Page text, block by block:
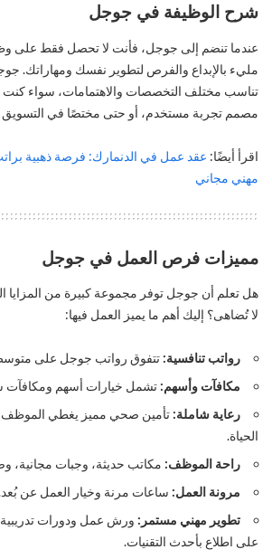
شرح الوظيفة في جوجل
عندما تنضم إلى جوجل، فأنت لا تحصل فقط على
مليء بالإبداع والفرص لتطوير نفسك ومهاراتك.
تناسب مختلف التخصصات والاهتمامات، سواء
مصمم تجربة مستخدم، أو حتى مختصًا في التسويق
اقرأ أيضًا:
مهني مجاني
مميزات فرص العمل في جوجل
هل تعلم أن جوجل توفر مجموعة كبيرة من المزايا
لا تُضاهى؟ إليك أهم ما يميز العمل فيها:
رواتب تنافسية: تتفوق رواتب جوجل على
مكافآت وأسهم: تشمل خيارات أسهم ومكافآت
رعاية شاملة: تأمين صحي مميز يغطي الموظف
الحياة.
راحة الموظف: مكاتب حديثة، وجبات مجانية،
مرونة العمل: ساعات مرنة وخيار العمل عن
تطوير مهني مستمر: ورش عمل ودورات تدريبية
على اطلاع بأحدث التقنيات.